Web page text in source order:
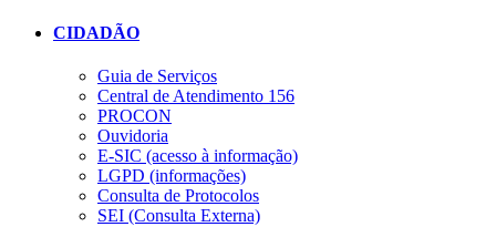
CIDADÃO
Guia de Serviços
Central de Atendimento 156
PROCON
Ouvidoria
E-SIC (acesso à informação)
LGPD (informações)
Consulta de Protocolos
SEI (Consulta Externa)